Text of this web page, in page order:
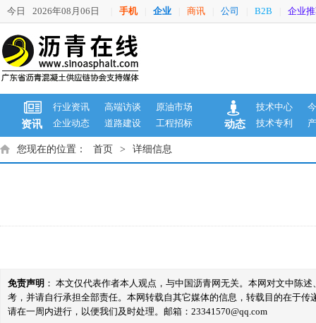
今日 2026年08月06日 手机 企业 商讯 公司 B2B 企业
资讯
行业资讯 高端访谈
原油市场
企业动态
道路建设 工程招标 动态
技术中心
技术专利
您现在的位置： 首页 > 详细信息
免责声明 ： 本文仅代表作者本人观点，与中国沥青网无关。本网对文中陈
考，并请自行承担全部责任。本网转载自其它媒体的信息，转载目的在于
请在一周内进行，以便我们及时处理。邮箱：23341570@qq.com